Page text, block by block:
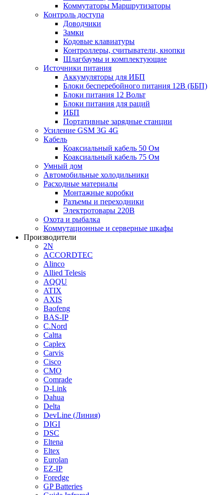
Коммутаторы Маршрутизаторы
Контроль доступа
Доводчики
Замки
Кодовые клавиатуры
Контроллеры, считыватели, кнопки
Шлагбаумы и комплектующие
Источники питания
Аккумуляторы для ИБП
Блоки бесперебойного питания 12В (ББП)
Блоки питания 12 Вольт
Блоки питания для раций
ИБП
Портативные зарядные станции
Усиление GSM 3G 4G
Кабель
Коаксиальный кабель 50 Ом
Коаксиальный кабель 75 Ом
Умный дом
Автомобильные холодильники
Расходные материалы
Монтажные коробки
Разъемы и переходники
Электротовары 220В
Охота и рыбалка
Коммутационные и серверные шкафы
Производители
2N
ACCORDTEC
Alinco
Allied Telesis
AQQU
ATIX
AXIS
Baofeng
BAS-IP
C.Nord
Caltta
Caplex
Carvis
Cisco
CMO
Comrade
D-Link
Dahua
Delta
DevLine (Линия)
DIGI
DSC
Eltena
Eltex
Eurolan
EZ-IP
Foredge
GP Batteries